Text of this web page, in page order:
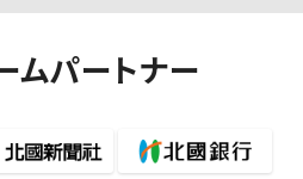
ムパートナー